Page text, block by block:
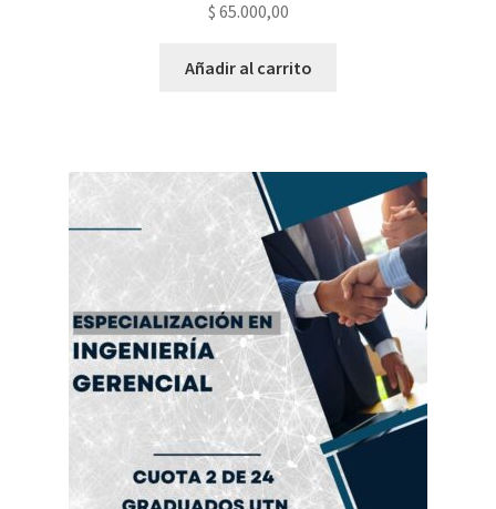
$ 65.000,00
Añadir al carrito